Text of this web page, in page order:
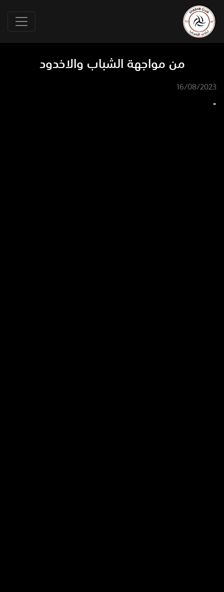
من مواجهة الشباب والاخدود
16/08/2023
-